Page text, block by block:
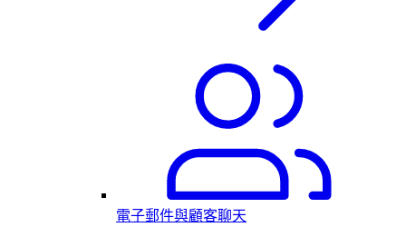
電子郵件與顧客聊天